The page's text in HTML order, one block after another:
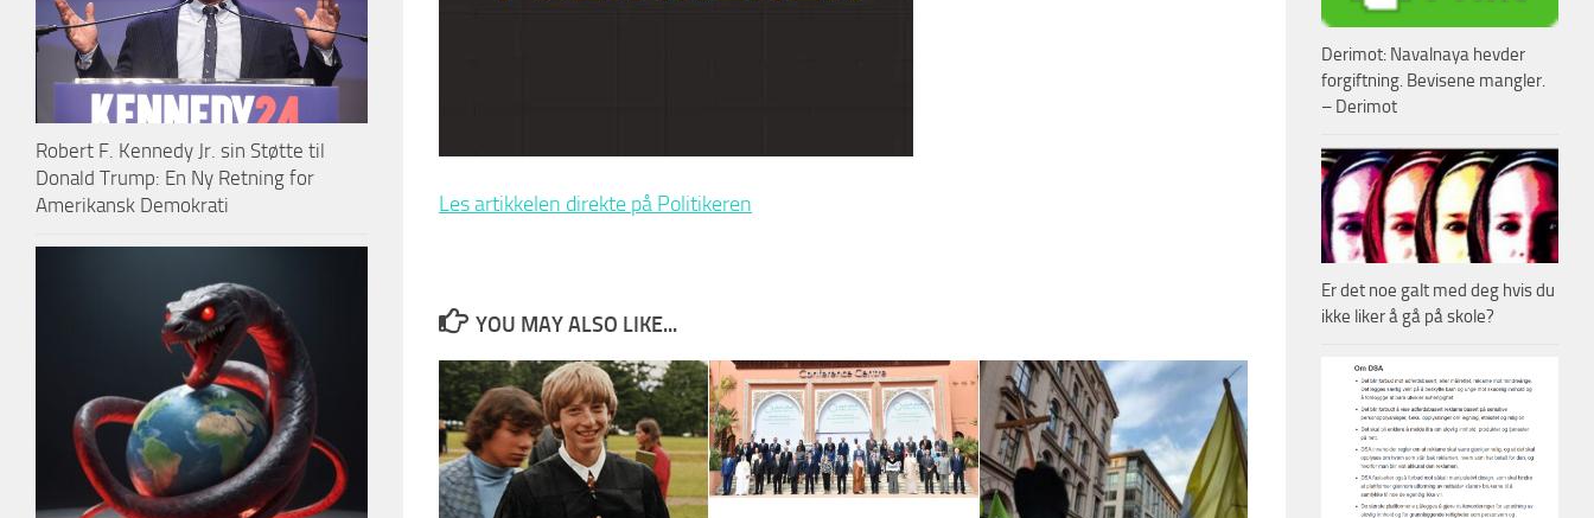
Les artikkelen direkte på Politikeren
YOU MAY ALSO LIKE...
Robert F. Kennedy Jr. sin Støtte til
Donald Trump: En Ny Retning for
Amerikansk Demokrati
Derimot: Navalnaya hevder
forgiftning. Bevisene mangler.
– Derimot
Er det noe galt med deg hvis du
ikke liker å gå på skole?